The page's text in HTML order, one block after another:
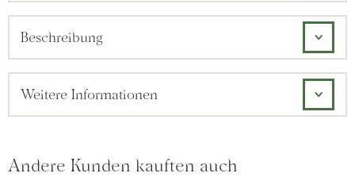
Beschreibung
Weitere Informationen
Andere Kunden kauften auch